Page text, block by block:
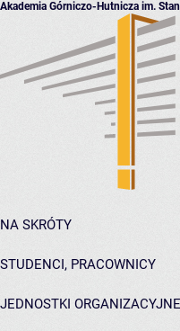
Akademia Górniczo-Hutnicza im.
NA SKRÓTY
STUDENCI, PRACOWNICY
JEDNOSTKI ORGANIZACYJNE